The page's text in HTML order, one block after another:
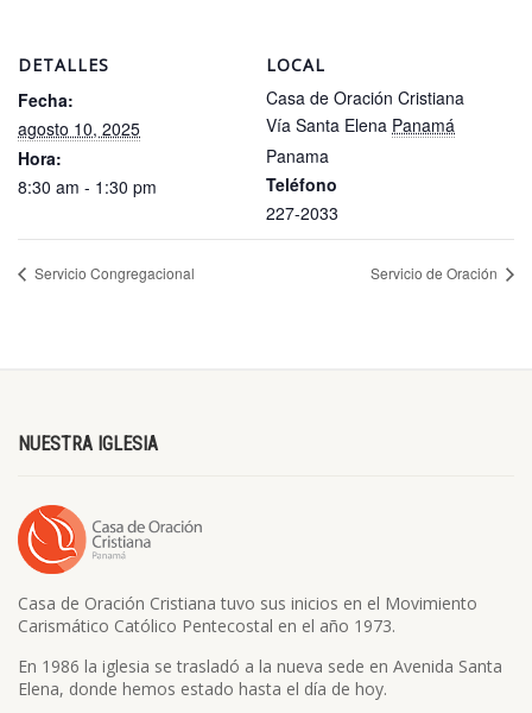
DETALLES
Fecha:
agosto 10, 2025
Hora:
8:30 am - 1:30 pm
LOCAL
Casa de Oración Cristiana
Vía Santa Elena Panamá
Panama
Teléfono
227-2033
Servicio Congregacional Servicio de Oración
NUESTRA IGLESIA
Casa de Oración Cristiana tuvo sus inicios en el Movimiento
Carismático Católico Pentecostal en el año 1973.
En 1986 la iglesia se trasladó a la nueva sede en Avenida Santa
Elena, donde hemos estado hasta el día de hoy.